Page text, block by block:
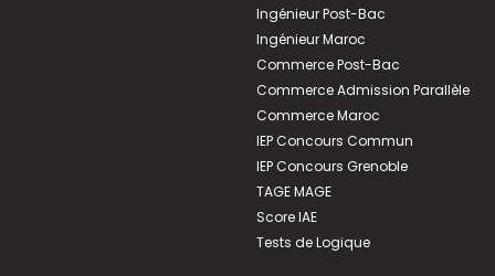
Ingénieur Post-Bac
Ingénieur Maroc
Commerce Post-Bac
Commerce Admission Parallèle
Commerce Maroc
IEP Concours Commun
IEP Concours Grenoble
TAGE MAGE
Score IAE
Tests de Logique